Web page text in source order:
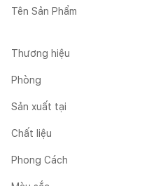
Tên Sản Phẩm
Thương hiệu
Phòng
Sản xuất tại
Chất liệu
Phong Cách